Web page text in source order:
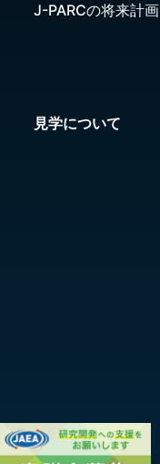
J-PARCの将来計画
見学について